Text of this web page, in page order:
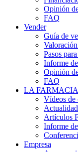
Opinión
FAQ
Vender
Guía de
Pasos
Informe
Opinión
FAQ
LA
Vídeos de
Actualidad
Artículos
Informe
Empresa